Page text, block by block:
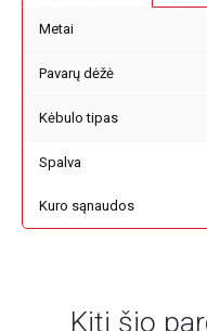
Metai
Pavarų dėžė
Kėbulo tipas
Spalva
Kuro sąnaudos
Kiti šio